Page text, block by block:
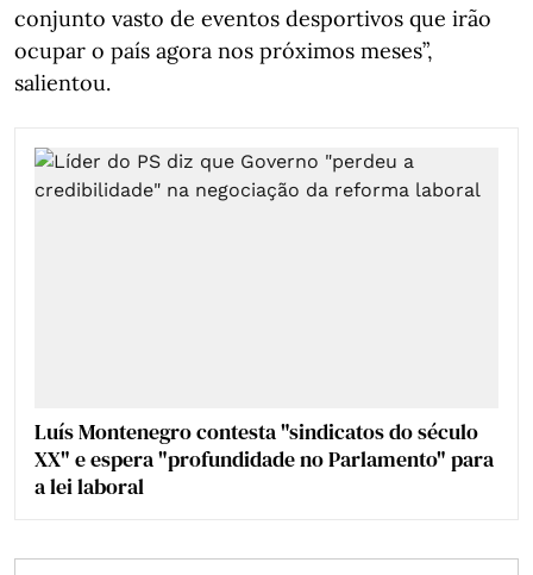
conjunto vasto de eventos desportivos que irão
ocupar o país agora nos próximos meses”,
salientou.
Luís Montenegro contesta "sindicatos do século
XX" e espera "profundidade no Parlamento" para
a lei laboral